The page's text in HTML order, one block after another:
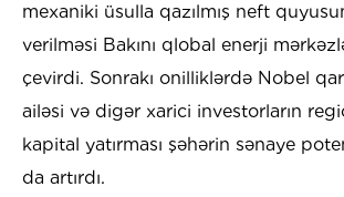
mexaniki üsulla qazılmış neft
verilməsi Bakını qlobal enerji
çevirdi. Sonrakı onilliklərdə Nobel
ailəsi və digər xarici investorların
kapital yatırması şəhərin sənaye
da artırdı.